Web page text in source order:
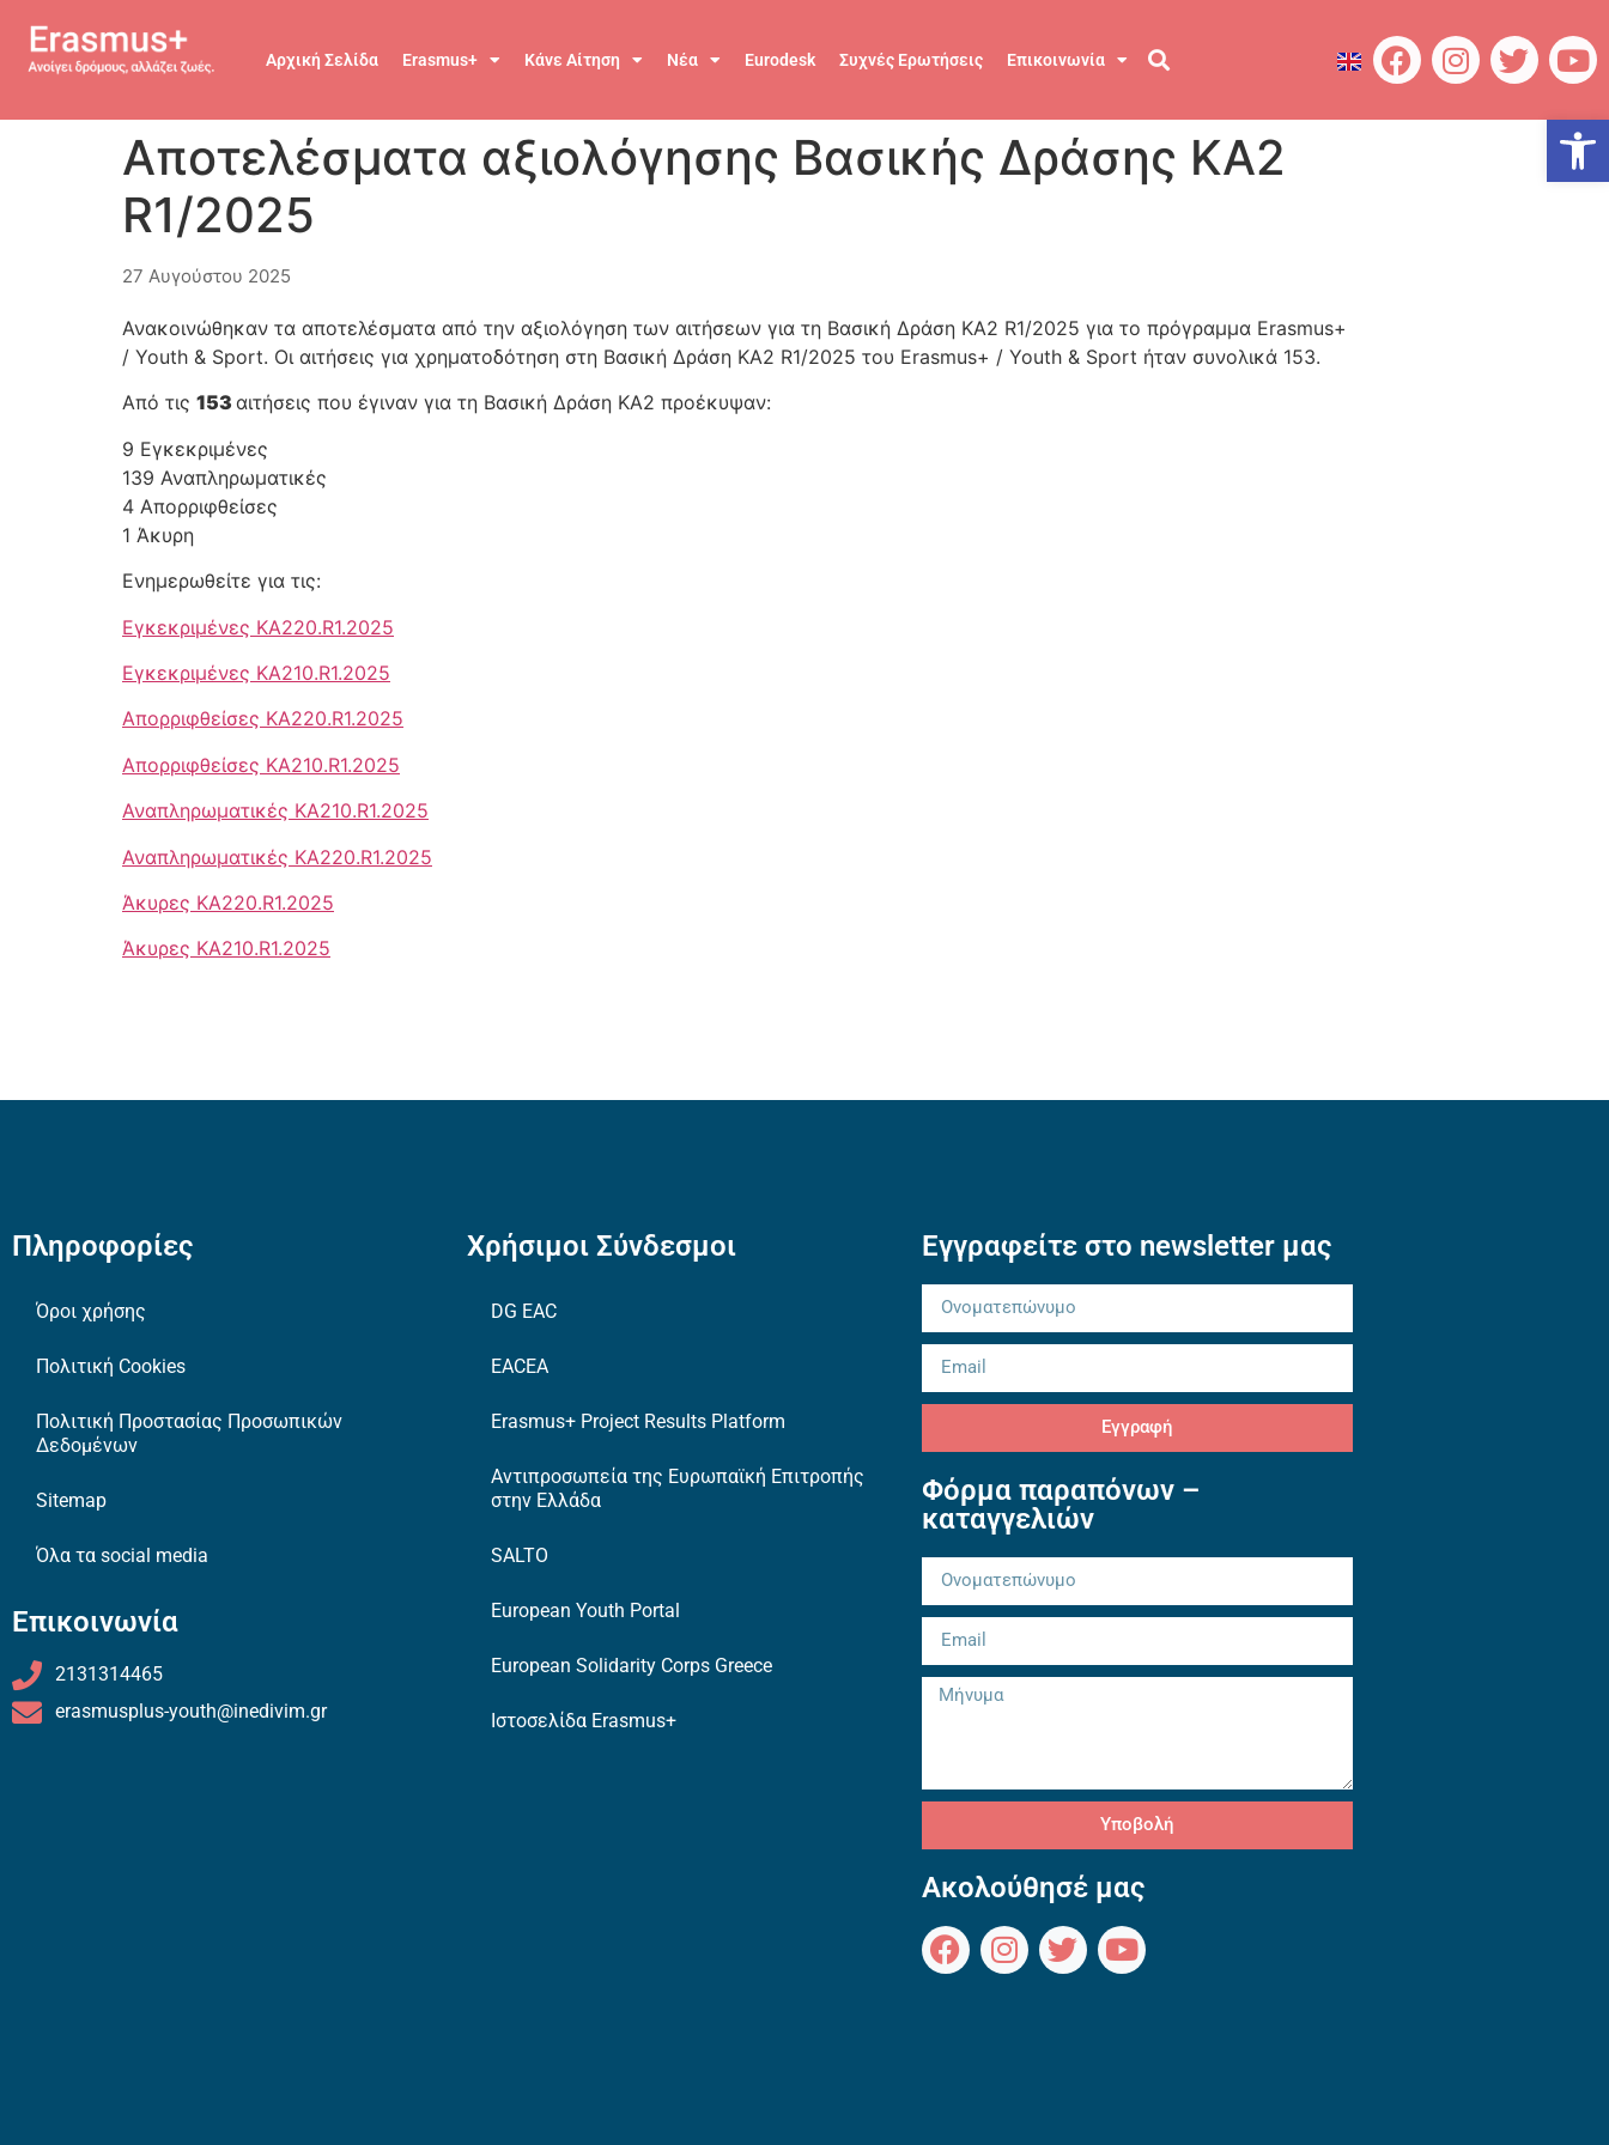
Αρχική Σελίδα Erasmus+ Κάνε Αίτηση Νέα Eurodesk Συχνές Ερωτήσεις Επικοινωνία
Αποτελέσματα αξιολόγησης Βασικής Δράσης KA2
R1/2025
27 Αυγούστου 2025
Ανακοινώθηκαν τα αποτελέσματα από την αξιολόγηση των αιτήσεων για τη Βασική Δράση KA2 R1/2025 για το πρόγραμμα Erasmus+
/ Youth & Sport. Οι αιτήσεις για χρηματοδότηση στη Βασική Δράση KA2 R1/2025 του Erasmus+ / Youth & Sport ήταν συνολικά 153.
Από τις 153 αιτήσεις που έγιναν για τη Βασική Δράση KA2 προέκυψαν:
9 Εγκεκριμένες
139 Αναπληρωματικές
4 Απορριφθείσες
1 Άκυρη
Ενημερωθείτε για τις:
Εγκεκριμένες ΚΑ220.R1.2025
Εγκεκριμένες ΚΑ210.R1.2025
Απορριφθείσες KA220.R1.2025
Απορριφθείσες KA210.R1.2025
Αναπληρωματικές ΚΑ210.R1.2025
Αναπληρωματικές KA220.R1.2025
Άκυρες ΚΑ220.R1.2025
Άκυρες ΚΑ210.R1.2025
Πληροφορίες
Όροι χρήσης
Πολιτική Cookies
Πολιτική Προστασίας Προσωπικών
Δεδομένων
Sitemap
Όλα τα social media
Επικοινωνία
2131314465
erasmusplus-youth@inedivim.gr
Χρήσιμοι Σύνδεσμοι
DG EAC
EACEA
Erasmus+ Project Results Platform
Αντιπροσωπεία της Ευρωπαϊκή Επιτροπής
στην Ελλάδα
SALTO
European Youth Portal
European Solidarity Corps Greece
Ιστοσελίδα Erasmus+
Εγγραφείτε στο newsletter μας
Εγγραφή
Φόρμα παραπόνων –
καταγγελιών
Υποβολή
Ακολούθησέ μας